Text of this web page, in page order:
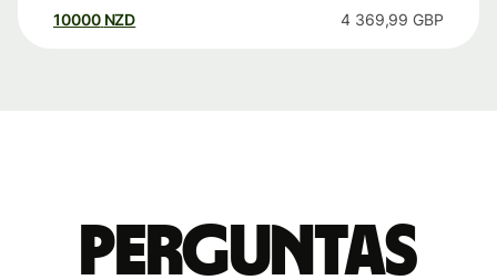
10000 NZD 4 369,99 GBP
Perguntas